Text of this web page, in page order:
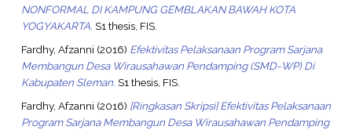
NONFORMAL DI KAMPUNG GEMBLAKAN BAWAH KOTA
YOGYAKARTA. S1 thesis, FIS.
Fardhy, Afzanni (2016) Efektivitas Pelaksanaan Program Sarjana
Membangun Desa Wirausahawan Pendamping (SMD-WP) Di
Kabupaten Sleman. S1 thesis, FIS.
Fardhy, Afzanni (2016) [Ringkasan Skripsi] Efektivitas Pelaksanaan
Program Sarjana Membangun Desa Wirausahawan Pendamping